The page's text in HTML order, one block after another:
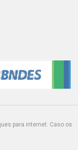
para internet. Caso os